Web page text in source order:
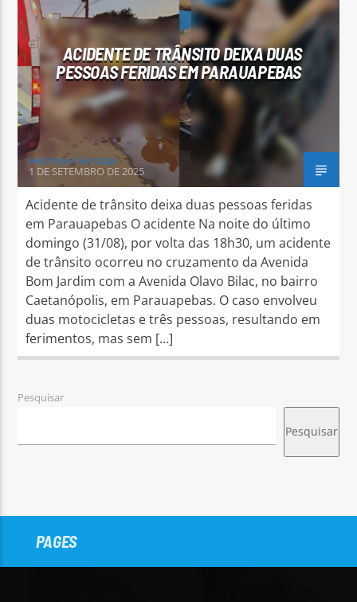
Arara Azul FM
ACIDENTE DE TRÂNSITO DEIXA DUAS
PESSOAS FERIDAS EM PARAUAPEBAS
Henrique Gonzaga
1 DE SETEMBRO DE 2025
Acidente de trânsito deixa duas pessoas feridas
em Parauapebas O acidente Na noite do último
domingo (31/08), por volta das 18h30, um acidente
de trânsito ocorreu no cruzamento da Avenida
Bom Jardim com a Avenida Olavo Bilac, no bairro
Caetanópolis, em Parauapebas. O caso envolveu
duas motocicletas e três pessoas, resultando em
ferimentos, mas sem […]
Pesquisar
Pesquisar
PAGES